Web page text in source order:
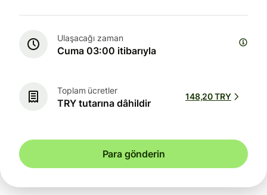
Ulaşacağı zaman
Cuma 03:00 itibarıyla
Toplam ücretler
TRY tutarına dâhildir
148,20 TRY
Para gönderin